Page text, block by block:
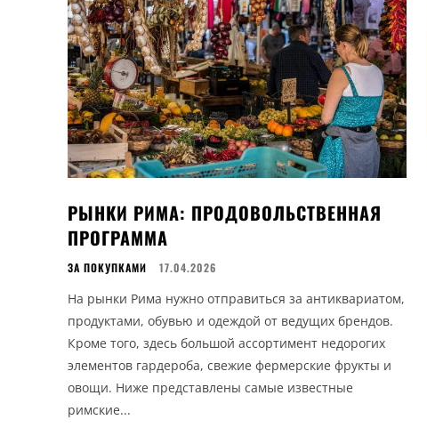
РЫНКИ РИМА: ПРОДОВОЛЬСТВЕННАЯ
ПРОГРАММА
ЗА ПОКУПКАМИ 17.04.2026
На рынки Рима нужно отправиться за антиквариатом,
продуктами, обувью и одеждой от ведущих брендов.
Кроме того, здесь большой ассортимент недорогих
элементов гардероба, свежие фермерские фрукты и
овощи. Ниже представлены самые известные
римские...